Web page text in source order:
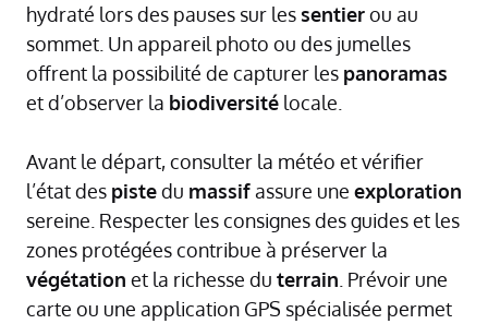
hydraté lors des pauses sur les sentierou au
sommet. Un appareil photo ou des jumelles
offrent la possibilité de capturer les panoramas
et d’observer la biodiversité locale.
Avant le départ, consulter la météo et vérifier
l’état des pistedu massifassure une exploration
sereine. Respecter les consignes des guides et les
zones protégées contribue à préserver la
végétation et la richesse du terrain . Prévoir une
carte ou une application GPS spécialisée permet